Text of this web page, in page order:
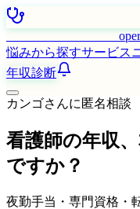
悩みから探すサービス
年収診断
カンゴさんに匿名相談
看護師の年収
ですか？
夜勤手当・専門資格・